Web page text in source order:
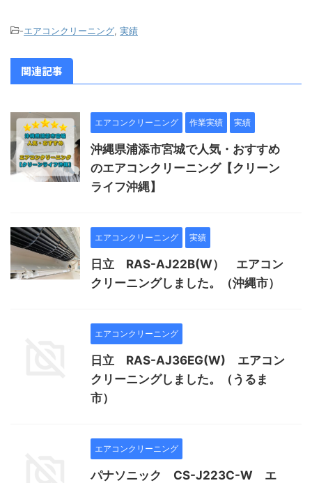
-エアコンクリーニング 実績
関連記事
エアコンクリーニング 作業実績 実績
沖縄県浦添市宮城で人気・おすすめ
のエアコンクリーニング【クリーン
ライフ沖縄】
エアコンクリーニング 実績
日立 RAS-AJ22B(W） エアコン
クリーニングしました。（沖縄市）
エアコンクリーニング
日立 RAS-AJ36EG(W) エアコン
クリーニングしました。（うるま
市）
エアコンクリーニング
パナソニック CS-J223C-W エ